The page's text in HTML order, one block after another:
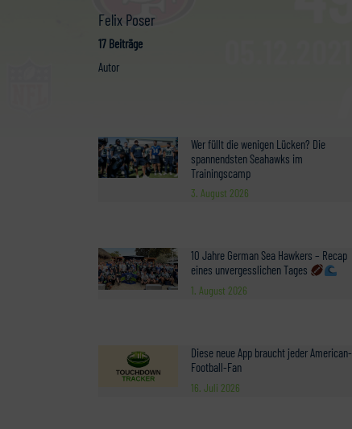
Felix Poser
17 Beiträge
Autor
Wer füllt die wenigen Lücken? Die
spannendsten Seahawks im
Trainingscamp
3. August 2026
10 Jahre German Sea Hawkers – Recap
eines unvergesslichen Tages
1. August 2026
Diese neue App braucht jeder American-
Football-Fan
16. Juli 2026